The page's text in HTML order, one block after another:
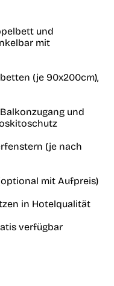
und
mit
(je 90x200cm),
und
(je nach
mit Aufpreis)
in Hotelqualität
verfügbar